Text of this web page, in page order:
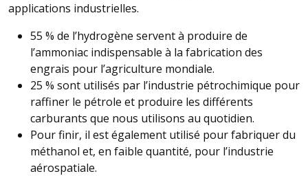
applications industrielles.
55 % de l’hydrogène servent à produire de
l’ammoniac indispensable à la fabrication des
engrais pour l’agriculture mondiale.
25 % sont utilisés par l’industrie pétrochimique pour
raffiner le pétrole et produire les différents
carburants que nous utilisons au quotidien.
Pour finir, il est également utilisé pour fabriquer du
méthanol et, en faible quantité, pour l’industrie
aérospatiale.